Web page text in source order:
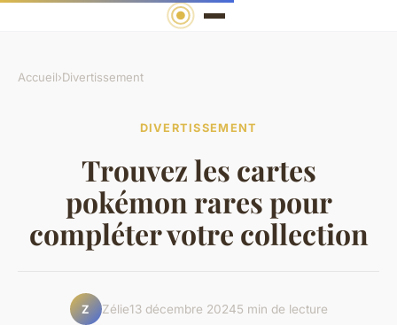
Accueil›Divertissement
DIVERTISSEMENT
Trouvez les cartes
pokémon rares pour
compléter votre collection
Z Zélie13 décembre 20245 min de lecture